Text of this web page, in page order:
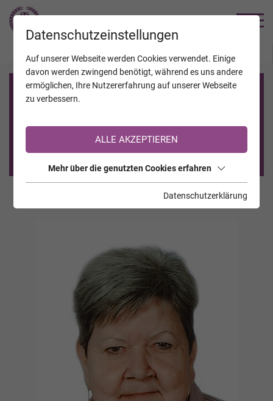
Registrierung auf TrauerHilfe.it
Sie sind noch nicht auf TrauerHilfe.it registriert?
>> zur kostenlosen Registrierung <<
Datenschutzeinstellungen
Auf unserer Webseite werden Cookies verwendet. Einige
davon werden zwingend benötigt, während es uns andere
ermöglichen, Ihre Nutzererfahrung auf unserer Webseite
zu verbessern.
ALLE AKZEPTIEREN
Mehr über die genutzten Cookies erfahren
Datenschutzerklärung
JAHRESTAGE KALENDER VERSTORBENE